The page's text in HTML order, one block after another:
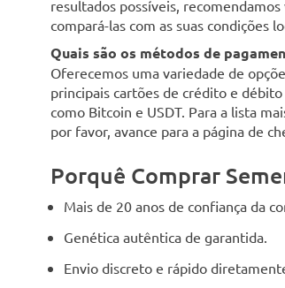
resultados possíveis,
compará-las com as suas condições
Quais são os métodos de
Oferecemos uma variedade de
principais cartões de crédito e
como Bitcoin e USDT. Para a lista
por favor, avance para a página de
Porquê Comprar
Mais de 20 anos de confiança da
Genética autêntica de garantida.
Envio discreto e rápido